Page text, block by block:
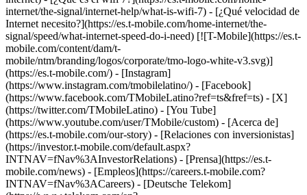
internet/the-signal/internet-help/what-is-wifi-7) - [¿Qué velocidad de
Internet necesito?](https://es.t-mobile.com/home-internet/the-
signal/speed/what-internet-speed-do-i-need) [![T-Mobile](https://es.t-
mobile.com/content/dam/t-
mobile/ntm/branding/logos/corporate/tmo-logo-white-v3.svg)]
(https://es.t-mobile.com/) - [Instagram]
(https://www.instagram.com/tmobilelatino/) - [Facebook]
(https://www.facebook.com/TMobileLatino?ref=ts&fref=ts) - [X]
(https://twitter.com/TMobileLatino) - [You Tube]
(https://www.youtube.com/user/TMobile/custom) - [Acerca de]
(https://es.t-mobile.com/our-story) - [Relaciones con inversionistas]
(https://investor.t-mobile.com/default.aspx?
INTNAV=fNav%3AInvestorRelations) - [Prensa](https://es.t-
mobile.com/news) - [Empleos](https://careers.t-mobile.com?
INTNAV=fNav%3ACareers) - [Deutsche Telekom]